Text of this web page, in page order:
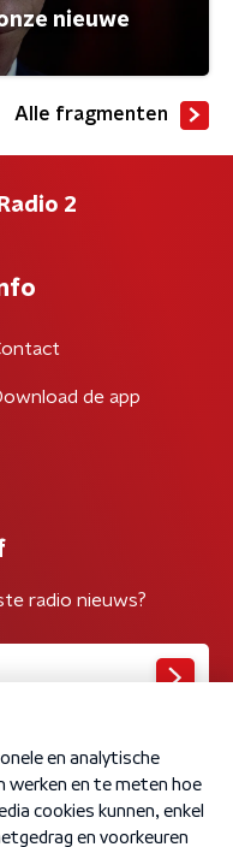
nieuwe
Alle fragmenten
2
de app
radio nieuws?